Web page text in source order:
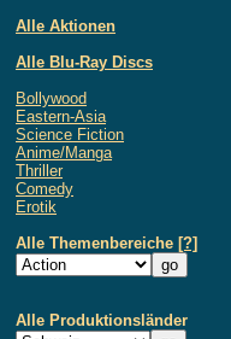
Alle Aktionen
Alle Blu-Ray Discs
Bollywood
Eastern-Asia
Science Fiction
Anime/Manga
Thriller
Comedy
Erotik
Alle Themenbereiche [?]
Alle Produktionsländer